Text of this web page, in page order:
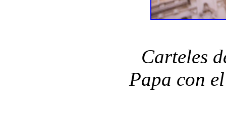
Carteles
Papa con